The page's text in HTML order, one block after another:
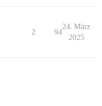
2 94
24. März
2025